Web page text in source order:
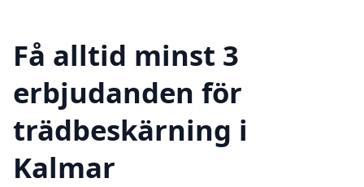
Få alltid minst 3
erbjudanden för
trädbeskärning i
Kalmar